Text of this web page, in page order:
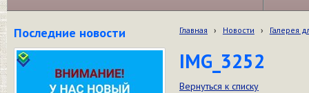
Последние новости Главная › Новости › Галерея
IMG_3252
Вернуться к списку